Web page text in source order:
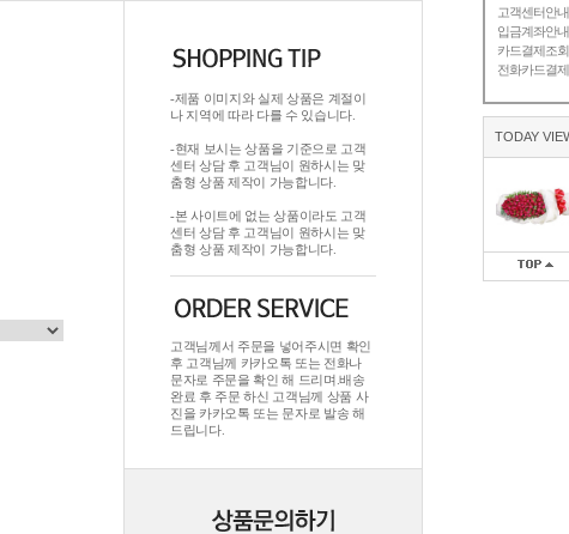
고객센터안내
입금계좌안내
카드결제조회
전화카드결제
TODAY
-제품 이미지와 실제 상품은 계절이
나 지역에 따라 다를 수 있습니다.
-현재 보시는 상품을 기준으로 고객
센터 상담 후 고객님이 원하시는 맞
춤형 상품 제작이 가능합니다.
-본 사이트에 없는 상품이라도 고객
센터 상담 후 고객님이 원하시는 맞
춤형 상품 제작이 가능합니다.
고객님께서 주문을 넣어주시면 확인
후 고객님께 카카오톡 또는 전화나
문자로 주문을 확인 해 드리며.배송
완료 후 주문 하신 고객님께 상품 사
진을 카카오톡 또는 문자로 발송 해
드립니다.